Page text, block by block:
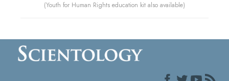
(Youth for Human Rights education kit also available)